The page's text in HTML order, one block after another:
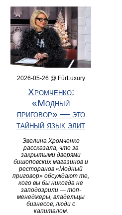
2026-05-26 @ FürLuxury
Хромченко:
«Модный
приговор» — это
тайный язык элит
Эвелина Хромченко
рассказала, что за
закрытыми дверями
бишоповских магазинов и
ресторанов «Модный
приговор» обсуждают те,
кого вы бы никогда не
заподозрили — топ-
менеджеры, владельцы
бизнесов, люди с
капиталом.